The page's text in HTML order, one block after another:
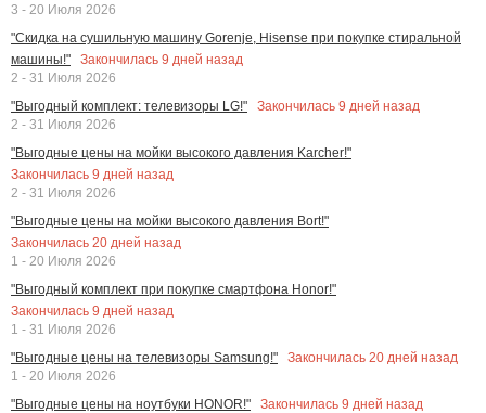
3 - 20 Июля 2026
"Скидка на сушильную машину Gorenje, Hisense при покупке стиральной
машины!"
Закончилась 9 дней назад
2 - 31 Июля 2026
"Выгодный комплект: телевизоры LG!"
Закончилась 9 дней назад
2 - 31 Июля 2026
"Выгодные цены на мойки высокого давления Karcher!"
Закончилась 9 дней назад
2 - 31 Июля 2026
"Выгодные цены на мойки высокого давления Bort!"
Закончилась 20 дней назад
1 - 20 Июля 2026
"Выгодный комплект при покупке смартфона Honor!"
Закончилась 9 дней назад
1 - 31 Июля 2026
"Выгодные цены на телевизоры Samsung!"
Закончилась 20 дней назад
1 - 20 Июля 2026
"Выгодные цены на ноутбуки HONOR!"
Закончилась 9 дней назад